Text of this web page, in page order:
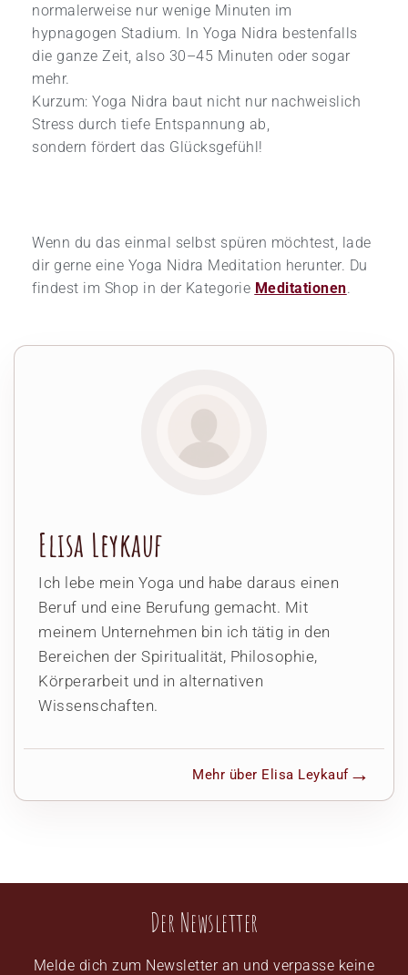
normalerweise nur wenige Minuten im
hypnagogen Stadium. In Yoga Nidra bestenfalls
die ganze Zeit, also 30–45 Minuten oder sogar
mehr.
Kurzum: Yoga Nidra baut nicht nur nachweislich
Stress durch tiefe Entspannung ab,
sondern fördert das Glücksgefühl!
Wenn du das einmal selbst spüren möchtest, lade
dir gerne eine Yoga Nidra Meditation herunter. Du
findest im Shop in der Kategorie Meditationen.
Elisa Leykauf
Ich lebe mein Yoga und habe daraus einen
Beruf und eine Berufung gemacht. Mit
meinem Unternehmen bin ich tätig in den
Bereichen der Spiritualität, Philosophie,
Körperarbeit und in alternativen
Wissenschaften.
Mehr über Elisa Leykauf
Der Newsletter
Melde dich zum Newsletter an und verpasse keine